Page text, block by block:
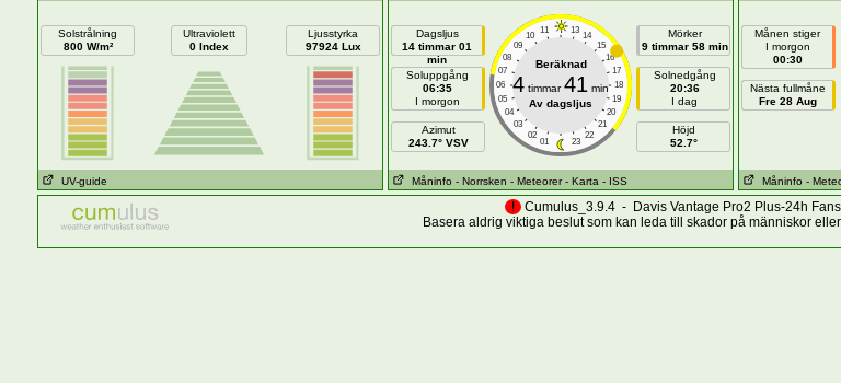
Solstrålning
800 W/m²
Ultraviolett
0 Index
Ljusstyrka
97924 Lux
UV-guide
Dagsljus
14 timmar 01
min
Soluppgång
06:35
I morgon
Azimut
243.7° VSV
11 13
10
14
09
15
08
16
07
17
06
18
05
19
04
20
03
21
02
22
01 23
Beräknad
4 timmar41 min
Av dagsljus
Mörker
9 timmar 58 min
Solnedgång
20:36
I dag
Höjd
52.7°
Måninfo - Norrsken - Meteorer - Karta - ISS
Månen stiger
I morgon
00:30
Nästa fullmåne
Fre 28 Aug
Måninfo -
! Cumulus_3.9.4 - Davis Vantage Pro2 Plus-24h
Basera aldrig viktiga beslut som kan leda till skador på människor